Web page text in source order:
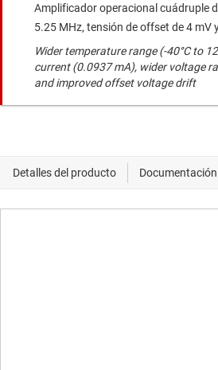
Amplificador operacional cuádruple
5.25 MHz, tensión de offset de 4 mV
Wider temperature range (-40°C to
current (0.0937 mA), wider voltage
and improved offset voltage drift